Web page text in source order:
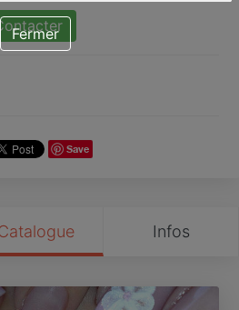
Save
Infos
Fermer